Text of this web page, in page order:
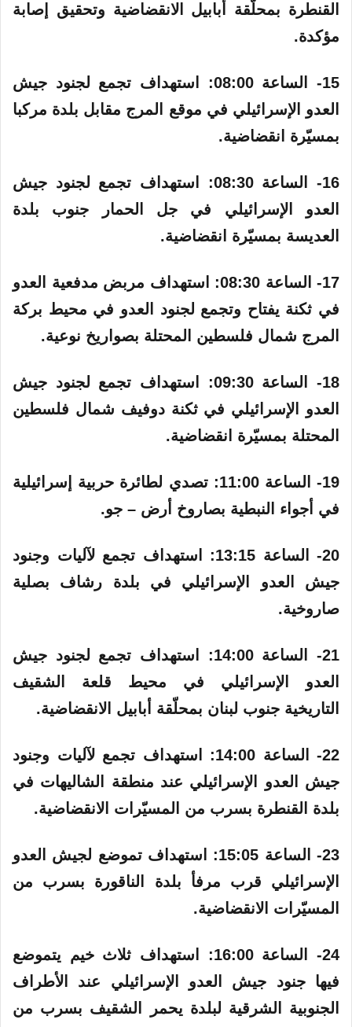
القنطرة بمحلّقة أبابيل الانقضاضية وتحقيق إصابة
مؤكدة.
15- الساعة 08:00:‏ استهداف تجمع لجنود جيش
العدو الإسرائيلي في موقع المرج مقابل بلدة مركبا
بمسيّرة انقضاضية.
16- الساعة 08:30: استهداف تجمع لجنود جيش
العدو الإسرائيلي في جل الحمار جنوب بلدة
العديسة بمسيّرة انقضاضية.
17- الساعة 08:30:‏ استهداف مربض مدفعية العدو
في ثكنة يفتاح وتجمع لجنود العدو في محيط بركة
المرج شمال فلسطين المحتلة بصواريخ نوعية.
18- الساعة 09:30: استهداف تجمع لجنود جيش
العدو الإسرائيلي في ثكنة دوفيف شمال فلسطين
المحتلة بمسيّرة انقضاضية.
19- الساعة 11:00:‏ تصدي لطائرة حربية إسرائيلية
في أجواء النبطية بصاروخ أرض – جو.
20- الساعة 13:15: استهداف تجمع لآليات وجنود
جيش العدو الإسرائيلي في بلدة رشاف بصلية
صاروخية.
21- الساعة 14:00:‏ استهداف تجمع لجنود جيش
العدو الإسرائيلي في محيط قلعة الشقيف
التاريخية جنوب لبنان بمحلّقة أبابيل الانقضاضية.
22- الساعة 14:00: استهداف تجمع لآليات وجنود
جيش العدو الإسرائيلي عند منطقة الشاليهات في
بلدة القنطرة بسرب من المسيّرات الانقضاضية.
23- الساعة 15:05:‏ استهداف تموضع لجيش العدو
الإسرائيلي قرب مرفأ بلدة الناقورة بسرب من
المسيّرات الانقضاضية.
24- الساعة 16:00: استهداف ثلاث خيم يتموضع
فيها جنود جيش العدو الإسرائيلي عند الأطراف
الجنوبية الشرقية لبلدة يحمر الشقيف بسرب من